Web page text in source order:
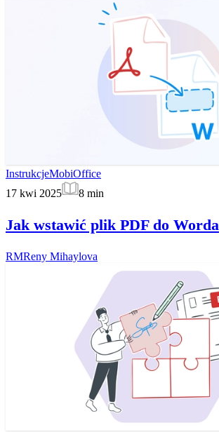
InstrukcjeMobiOffice
17 kwi 2025
8 min
Jak wstawić plik PDF do Worda
RMReny Mihaylova